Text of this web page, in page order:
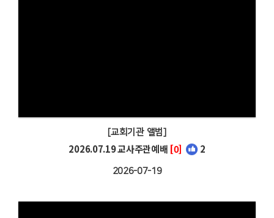
[교회기관 앨범]
2026.07.19 교사주관예배 [0] 2
2026-07-19